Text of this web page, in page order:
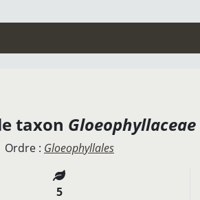
taxon Gloeophyllaceae
Ordre : Gloeophyllales
5